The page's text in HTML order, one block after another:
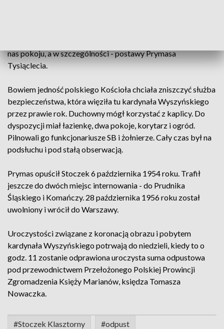
nas pokoju, a w szczególności - postawy Prymasa
Tysiąclecia.
Bowiem jedność polskiego Kościoła chciała zniszczyć służba
bezpieczeństwa, która więziła tu kardynała Wyszyńskiego
przez prawie rok. Duchowny mógł korzystać z kaplicy. Do
dyspozycji miał łazienkę, dwa pokoje, korytarz i ogród.
Pilnowali go funkcjonariusze SB i żołnierze. Cały czas był na
podsłuchu i pod stałą obserwacją.
Prymas opuścił Stoczek 6 października 1954 roku. Trafił
jeszcze do dwóch miejsc internowania - do Prudnika
Śląskiego i Komańczy. 28 października 1956 roku został
uwolniony i wrócił do Warszawy.
Uroczystości związane z koronacją obrazu i pobytem
kardynała Wyszyńskiego potrwają do niedzieli, kiedy to o
godz. 11 zostanie odprawiona uroczysta suma odpustowa
pod przewodnictwem Przełożonego Polskiej Prowincji
Zgromadzenia Księży Marianów, księdza Tomasza
Nowaczka.
#Stoczek Klasztorny #odpust